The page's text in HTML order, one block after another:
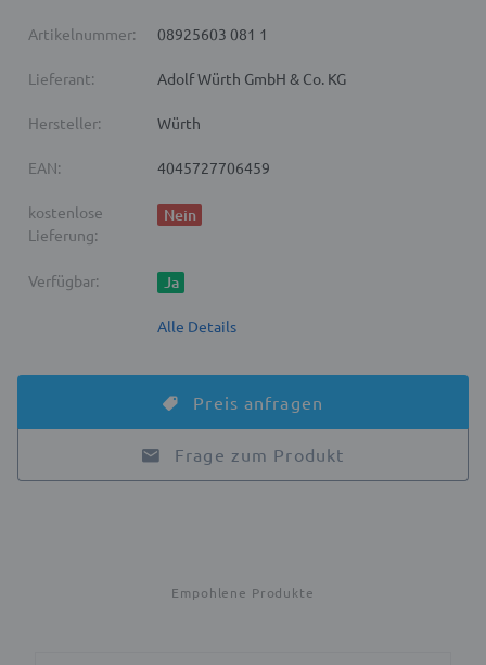
Artikelnummer: 08925603 081 1
Lieferant: Adolf Würth GmbH & Co. KG
Hersteller: Würth
EAN: 4045727706459
kostenlose
Lieferung:
Nein
Verfügbar: Ja
Alle Details
Preis anfragen
Frage zum Produkt
Empohlene Produkte